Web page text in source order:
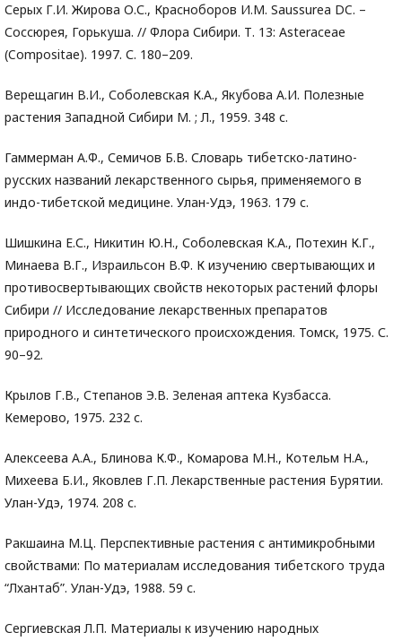
Серых Г.И. Жирова О.С., Красноборов И.М. Saussurea DC. –
Соссюрея, Горькуша. // Флора Сибири. Т. 13: Asteraceae
(Compositae). 1997. С. 180–209.
Верещагин В.И., Соболевская К.А., Якубова А.И. Полезные
растения Западной Сибири М. ; Л., 1959. 348 с.
Гаммерман А.Ф., Семичов Б.В. Словарь тибетско-латино-
русских названий лекарственного сырья, применяемого в
индо-тибетской медицине. Улан-Удэ, 1963. 179 с.
Шишкина Е.С., Никитин Ю.Н., Соболевская К.А., Потехин К.Г.,
Минаева В.Г., Израильсон В.Ф. К изучению свертывающих и
противосвертывающих свойств некоторых растений флоры
Сибири // Исследование лекарственных препаратов
природного и синтетического происхождения. Томск, 1975. С.
90–92.
Крылов Г.В., Степанов Э.В. Зеленая аптека Кузбасса.
Кемерово, 1975. 232 с.
Алексеева A.A., Блинова К.Ф., Комарова М.Н., Котельм H.A.,
Михеева Б.И., Яковлев Г.П. Лекарственные растения Бурятии.
Улан-Удэ, 1974. 208 с.
Ракшаина М.Ц. Перспективные растения с антимикробными
свойствами: По материалам исследования тибетского труда
“Лхантаб”. Улан-Удэ, 1988. 59 с.
Сергиевская Л.П. Материалы к изучению народных